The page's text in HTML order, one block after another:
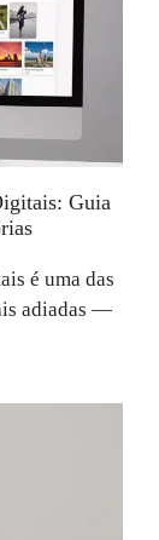
Guia
é uma das
adiadas —